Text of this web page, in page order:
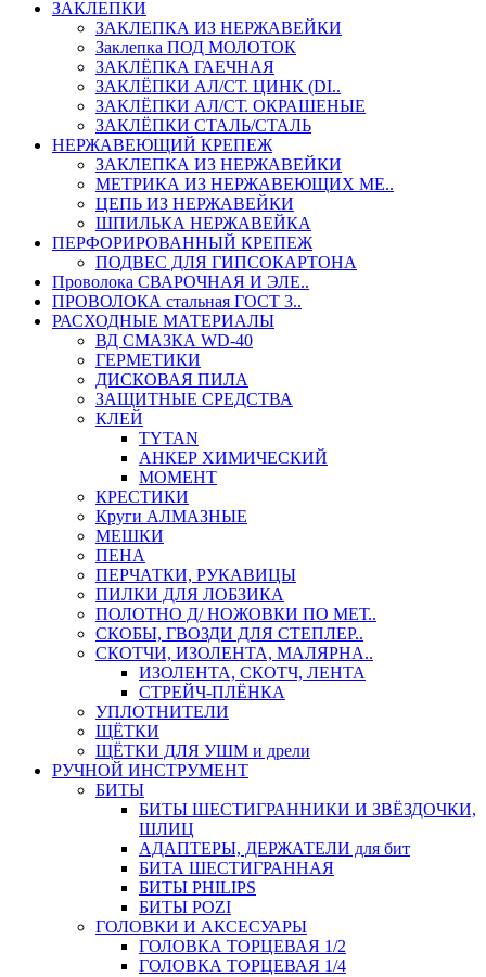
ЗАКЛЕПКИ
ЗАКЛЕПКА ИЗ НЕРЖАВЕЙКИ
Заклепка ПОД МОЛОТОК
ЗАКЛЁПКА ГАЕЧНАЯ
ЗАКЛЁПКИ АЛ/СТ. ЦИНК (DI..
ЗАКЛЁПКИ АЛ/СТ. ОКРАШЕНЫЕ
ЗАКЛЁПКИ СТАЛЬ/СТАЛЬ
НЕРЖАВЕЮЩИЙ КРЕПЕЖ
ЗАКЛЕПКА ИЗ НЕРЖАВЕЙКИ
МЕТРИКА ИЗ НЕРЖАВЕЮЩИХ МЕ..
ЦЕПЬ ИЗ НЕРЖАВЕЙКИ
ШПИЛЬКА НЕРЖАВЕЙКА
ПЕРФОРИРОВАННЫЙ КРЕПЕЖ
ПОДВЕС ДЛЯ ГИПСОКАРТОНА
Проволока СВАРОЧНАЯ И ЭЛЕ..
ПРОВОЛОКА стальная ГОСТ 3..
РАСХОДНЫЕ МАТЕРИАЛЫ
ВД СМАЗКА WD-40
ГЕРМЕТИКИ
ДИСКОВАЯ ПИЛА
ЗАЩИТНЫЕ СРЕДСТВА
КЛЕЙ
TYTAN
АНКЕР ХИМИЧЕСКИЙ
МОМЕНТ
КРЕСТИКИ
Круги АЛМАЗНЫЕ
МЕШКИ
ПЕНА
ПЕРЧАТКИ, РУКАВИЦЫ
ПИЛКИ ДЛЯ ЛОБЗИКА
ПОЛОТНО Д/ НОЖОВКИ ПО МЕТ..
СКОБЫ, ГВОЗДИ ДЛЯ СТЕПЛЕР..
СКОТЧИ, ИЗОЛЕНТА, МАЛЯРНА..
ИЗОЛЕНТА, СКОТЧ, ЛЕНТА
СТРЕЙЧ-ПЛЁНКА
УПЛОТНИТЕЛИ
ЩЁТКИ
ЩЁТКИ ДЛЯ УШМ и дрели
РУЧНОЙ ИНСТРУМЕНТ
БИТЫ
БИТЫ ШЕСТИГРАННИКИ И ЗВЁЗДОЧКИ,
ШЛИЦ
АДАПТЕРЫ, ДЕРЖАТЕЛИ для бит
БИТА ШЕСТИГРАННАЯ
БИТЫ PHILIPS
БИТЫ POZI
ГОЛОВКИ И АКСЕСУАРЫ
ГОЛОВКА ТОРЦЕВАЯ 1/2
ГОЛОВКА ТОРЦЕВАЯ 1/4